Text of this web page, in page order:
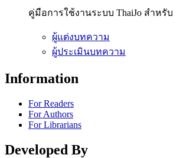
คู่มือการใช้งานระบบ ThaiJo สำหรับ
ผู้แต่งบทความ
ผู้ประเมินบทความ
Information
For Readers
For Authors
For Librarians
Developed By